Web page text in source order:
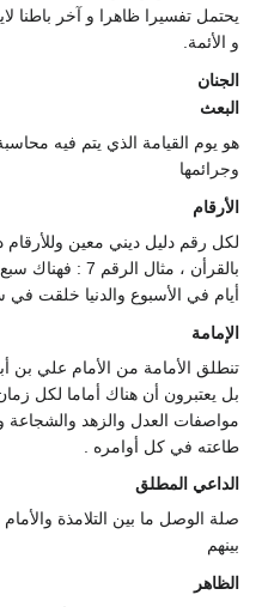
يحتمل تفسيرا ظاهرا و آخر باطنا
و الأئمة.
الجنان
البعث
هو يوم القيامة الذي يتم فيه
وجرائمها
الأرقام
لكل رقم دليل ديني معين وللأرقام
بالقرأن ، مثال
أيام في الأسبوع والدنيا خلقت في
الإمامة
تنطلق الأمامة من الأمام علي بن
بل يعتبرون أن هناك أماما لكل
مواصفات العدل والزهد
طاعته في كل أوامره .
الداعي المطلق
صلة الوصل ما بين التلامذة
بينهم
الظاهر